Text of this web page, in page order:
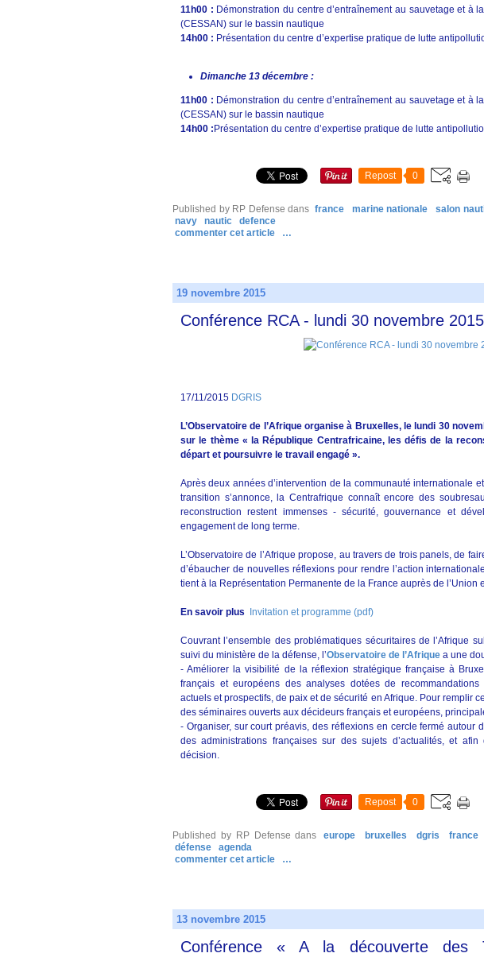
11h00 : Démonstration du centre d’entraînement au sauvetage et à
(CESSAN) sur le bassin nautique
14h00 : Présentation du centre d’expertise pratique de lutte
Dimanche 13 décembre :
11h00 : Démonstration du centre d’entraînement au sauvetage et à
(CESSAN) sur le bassin nautique
14h00 : Présentation du centre d’expertise pratique de lutte
Repost 0
Published by RP Defense dans france marine nationale salon
navy
nautic
defence
commenter cet article
…
19 novembre 2015
Conférence RCA - lundi 30 novembre 2015
17/11/2015 DGRIS
L’Observatoire de l’Afrique organise à Bruxelles, le lundi 30
sur le thème « la République Centrafricaine, les défis de la
départ et poursuivre le travail engagé ».
Après deux années d’intervention de la communauté internationale
transition s’annonce, la Centrafrique connaît encore des
reconstruction restent immenses - sécurité, gouvernance et
engagement de long terme.
L’Observatoire de l’Afrique propose, au travers de trois panels, de
d’ébaucher de nouvelles réflexions pour rendre l’action
tient à la Représentation Permanente de la France auprès de l’Union
En savoir plus Invitation et programme (pdf)
Couvrant l’ensemble des problématiques sécuritaires de l’Afrique
suivi du ministère de la défense, l’Observatoire de l’Afrique a une
- Améliorer la visibilité de la réflexion stratégique française à
français et européens des analyses dotées de
actuels et prospectifs, de paix et de sécurité en Afrique. Pour remplir
des séminaires ouverts aux décideurs français et européens,
- Organiser, sur court préavis, des réflexions en cercle fermé autour
des administrations françaises sur des sujets d’actualités, et
décision.
Repost 0
Published by RP Defense dans europe bruxelles dgris france
défense
agenda
commenter cet article
…
13 novembre 2015
Conférence « A la découverte des